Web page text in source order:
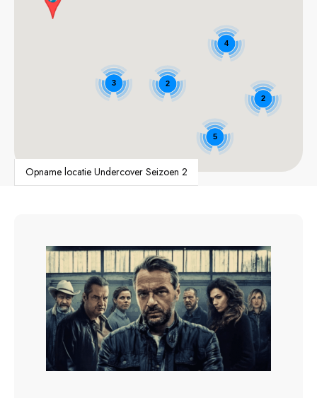
4
5
2
3
2
Opname locatie Undercover Seizoen 2